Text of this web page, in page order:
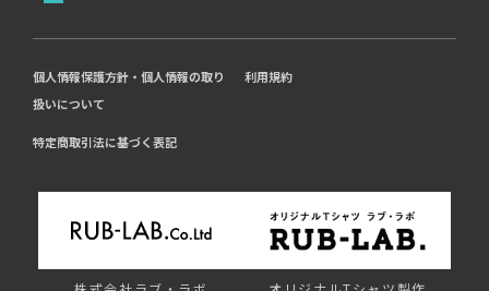
個人情報保護方針・個人情報の取り
扱いについて
利用規約
特定商取引法に基づく表記